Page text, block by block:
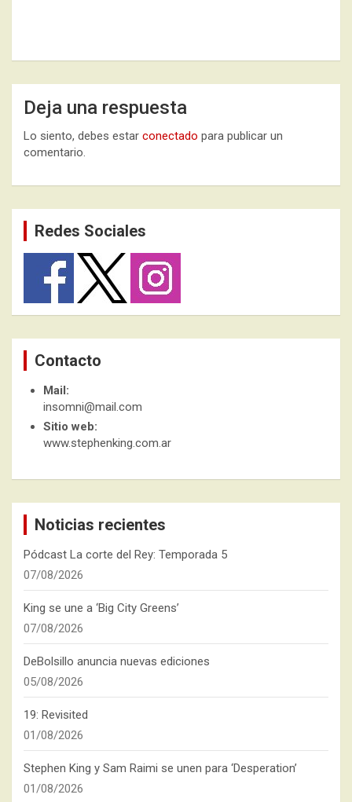
Deja una respuesta
Lo siento, debes estar conectado para publicar un
comentario.
Redes Sociales
Contacto
Mail:
insomni@mail.com
Sitio web:
www.stephenking.com.ar
Noticias recientes
Pódcast La corte del Rey: Temporada 5
07/08/2026
King se une a ‘Big City Greens’
07/08/2026
DeBolsillo anuncia nuevas ediciones
05/08/2026
19: Revisited
01/08/2026
Stephen King y Sam Raimi se unen para ‘Desperation’
01/08/2026